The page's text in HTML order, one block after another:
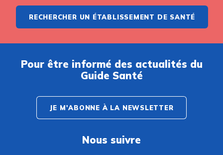
RECHERCHER UN ÉTABLISSEMENT DE SANTÉ
Pour être informé des actualités du
Guide Santé
JE M'ABONNE À LA NEWSLETTER
Nous suivre